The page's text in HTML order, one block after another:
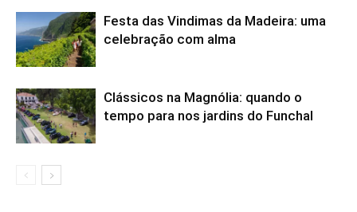
Festa das Vindimas da Madeira: uma
celebração com alma
Clássicos na Magnólia: quando o
tempo para nos jardins do Funchal